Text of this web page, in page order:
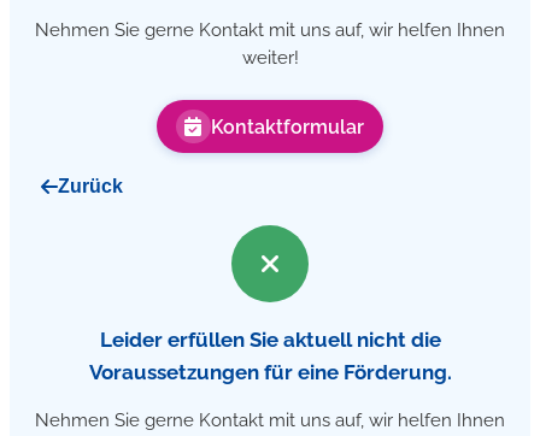
Nehmen Sie gerne Kontakt mit uns auf, wir helfen Ihnen
weiter!
Kontaktformular
Zurück
Leider erfüllen Sie aktuell nicht die
Voraussetzungen für eine Förderung.
Nehmen Sie gerne Kontakt mit uns auf, wir helfen Ihnen